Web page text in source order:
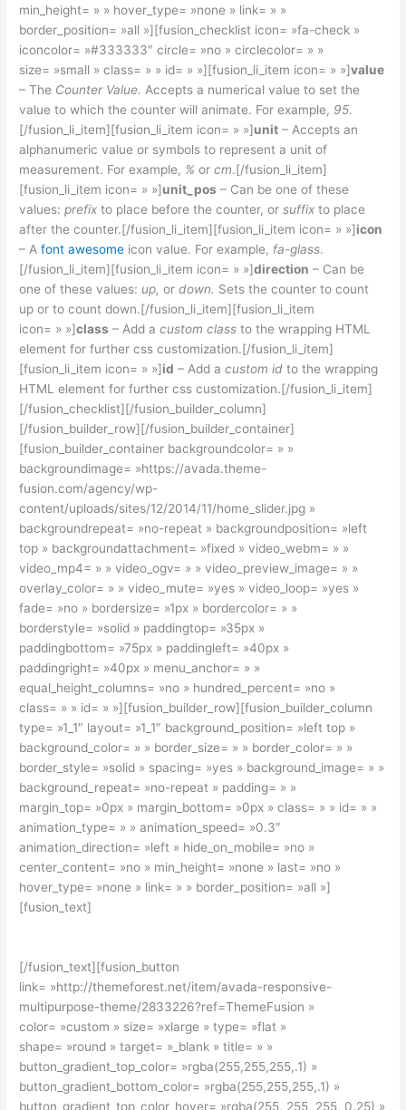
min_height= » » hover_type= »none » link= » »
border_position= »all »][fusion_checklist icon= »fa-check »
iconcolor= »#333333″ circle= »no » circlecolor= » »
size= »small » class= » » id= » »][fusion_li_item icon= » »]value
– The Counter Value. Accepts a numerical value to set the
value to which the counter will animate. For example, 95.
[/fusion_li_item][fusion_li_item icon= » »]unit – Accepts an
alphanumeric value or symbols to represent a unit of
measurement. For example, % orcm.[/fusion_li_item]
[fusion_li_item icon= » »]unit_pos – Can be one of these
values:prefix to place before the counter, or suffixto place
after the counter.[/fusion_li_item][fusion_li_item icon= » »]icon
– Afont awesome icon value. For example, fa-glass.
[/fusion_li_item][fusion_li_item icon= » »]direction – Can be
one of these values: up,or down. Sets the counter to count
up or to count down.[/fusion_li_item][fusion_li_item
icon= » »]class – Add acustom class to the wrapping HTML
element for further css customization.[/fusion_li_item]
[fusion_li_item icon= » »]id – Add acustom id to the wrapping
HTML element for further css customization.[/fusion_li_item]
[/fusion_checklist][/fusion_builder_column]
[/fusion_builder_row][/fusion_builder_container]
[fusion_builder_container backgroundcolor= » »
backgroundimage= »https://avada.theme-
fusion.com/agency/wp-
content/uploads/sites/12/2014/11/home_slider.jpg »
backgroundrepeat= »no-repeat » backgroundposition= »left
top » backgroundattachment= »fixed » video_webm= » »
video_mp4= » » video_ogv= » » video_preview_image= » »
overlay_color= » » video_mute= »yes » video_loop= »yes »
fade= »no » bordersize= »1px » bordercolor= » »
borderstyle= »solid » paddingtop= »35px »
paddingbottom= »75px » paddingleft= »40px »
paddingright= »40px » menu_anchor= » »
equal_height_columns= »no » hundred_percent= »no »
class= » » id= » »][fusion_builder_row][fusion_builder_column
type= »1_1″ layout= »1_1″ background_position= »left top »
background_color= » » border_size= » » border_color= » »
border_style= »solid » spacing= »yes » background_image= » »
background_repeat= »no-repeat » padding= » »
margin_top= »0px » margin_bottom= »0px » class= » » id= » »
animation_type= » » animation_speed= »0.3″
animation_direction= »left » hide_on_mobile= »no »
center_content= »no » min_height= »none » last= »no »
hover_type= »none » link= » » border_position= »all »]
[fusion_text]
[/fusion_text][fusion_button
link= »http://themeforest.net/item/avada-responsive-
multipurpose-theme/2833226?ref=ThemeFusion »
color= »custom » size= »xlarge » type= »flat »
shape= »round » target= »_blank » title= » »
button_gradient_top_color= »rgba(255,255,255,.1) »
button_gradient_bottom_color= »rgba(255,255,255,.1) »
button_gradient_top_color_hover= »rgba(255, 255, 255, 0.25) »